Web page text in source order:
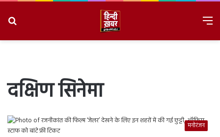
दक्षिण सिनेमा
मनोरंजन